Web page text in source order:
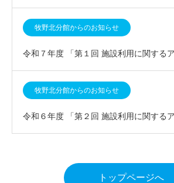
牧野北分館からのお知らせ
令和７年度 「第１回 施設利用に関する
結果について
牧野北分館からのお知らせ
令和６年度 「第２回 施設利用に関する
トップページへ